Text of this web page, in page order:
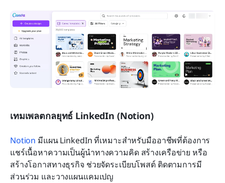
เทมเพลตกลยุทธ์ LinkedIn (Notion)
Notion มีแผน LinkedIn ที่เหมาะสำหรับมืออาชีพที่ต้องการ
แชร์เนื้อหาความเป็นผู้นำทางความคิด สร้างเครือข่าย หรือ
สร้างโอกาสทางธุรกิจ ช่วยจัดระเบียบโพสต์ ติดตามการมี
ส่วนร่วม และวางแผนแคมเปญ